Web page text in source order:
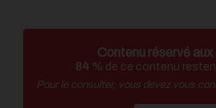
Contenu réservé aux
84 % de ce contenu
Pour le consulter, vous devez vous